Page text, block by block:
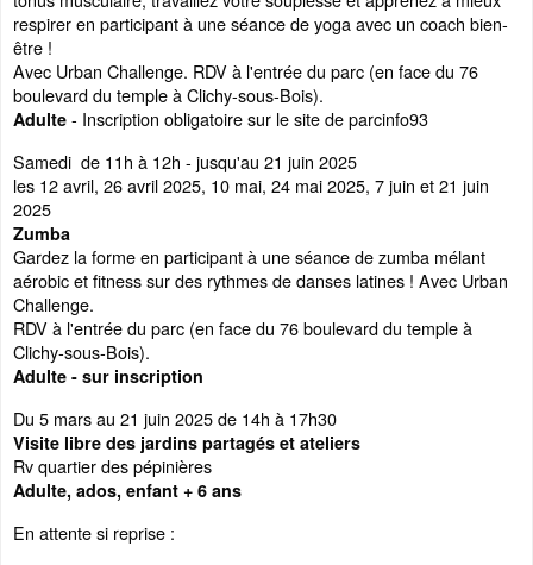
respirer en participant à une séance de yoga avec un coach bien-
être !
Avec Urban Challenge. RDV à l'entrée du parc (en face du 76
boulevard du temple à Clichy-sous-Bois).
Adulte - Inscription obligatoire sur le site de parcinfo93
Samedi de 11h à 12h - jusqu'au 21 juin 2025
les 12 avril, 26 avril 2025, 10 mai, 24 mai 2025, 7 juin et 21 juin
2025
Zumba
Gardez la forme en participant à une séance de zumba mélant
aérobic et fitness sur des rythmes de danses latines ! Avec Urban
Challenge.
RDV à l'entrée du parc (en face du 76 boulevard du temple à
Clichy-sous-Bois).
Adulte - sur inscription
Du 5 mars au 21 juin 2025 de 14h à 17h30
Visite libre des jardins partagés et ateliers
Rv quartier des pépinières
Adulte, ados, enfant + 6 ans
En attente si reprise :